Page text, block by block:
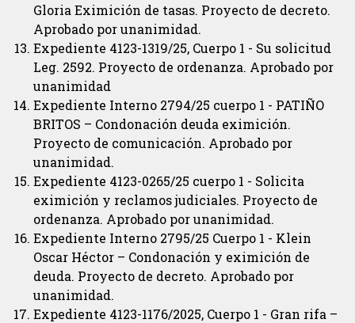
Gloria Eximición de tasas. Proyecto de decreto.
Aprobado por unanimidad.
Expediente 4123-1319/25, Cuerpo 1 - Su solicitud
Leg. 2592. Proyecto de ordenanza. Aprobado por
unanimidad
Expediente Interno 2794/25 cuerpo 1 - PATIÑO
BRITOS – Condonación deuda eximición.
Proyecto de comunicación. Aprobado por
unanimidad.
Expediente 4123-0265/25 cuerpo 1 - Solicita
eximición y reclamos judiciales. Proyecto de
ordenanza. Aprobado por unanimidad.
Expediente Interno 2795/25 Cuerpo 1 - Klein
Oscar Héctor – Condonación y eximición de
deuda. Proyecto de decreto. Aprobado por
unanimidad.
Expediente 4123-1176/2025, Cuerpo 1 - Gran rifa –